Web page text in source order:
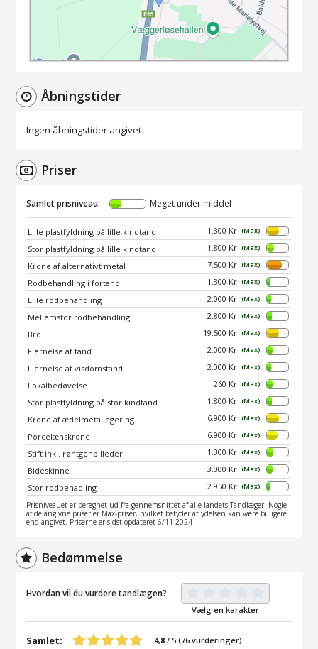
Åbningstider
Ingen åbningstider angivet
Priser
Samlet prisniveau: Meget under middel
Lille plastfyldning på lille kindtand 1.300 Kr (Max)
Stor plastfyldning på lille kindtand 1.800 Kr (Max)
Krone af alternativt metal 7.500 Kr (Max)
Rodbehandling i fortand 1.300 Kr (Max)
Lille rodbehandling 2.000 Kr (Max)
Mellemstor rodbehandling 2.800 Kr (Max)
Bro 19.500 Kr (Max)
Fjernelse af tand 2.000 Kr (Max)
Fjernelse af visdomstand 2.000 Kr (Max)
Lokalbedøvelse 260 Kr (Max)
Stor plastfyldning på stor kindtand 1.800 Kr (Max)
Krone af ædelmetallegering 6.900 Kr (Max)
Porcelænskrone 6.900 Kr (Max)
Stift inkl. røntgenbilleder 1.300 Kr (Max)
Bideskinne 3.000 Kr (Max)
Stor rodbehadling 2.950 Kr (Max)
Prisniveauet er beregnet ud fra gennemsnittet af alle landets Tandlæger. Nogle
af de angivne priser er Max-priser, hvilket betyder at ydelsen kan være billigere
end angivet. Priserne er sidst opdateret 6/11-2024
Bedømmelse
Hvordan vil du vurdere tandlægen?
Vælg en karakter
Samlet: 4,8 /5 (76 vurderinger)